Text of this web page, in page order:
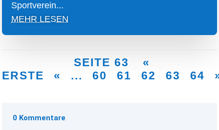
Sportverein...
MEHR LESEN
SEITE 63
«
ERSTE
« ... 60 61 62 63 64
0 Kommentare